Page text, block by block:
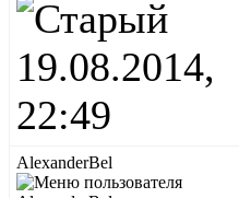
19.08.2014,
22:49
AlexanderBel